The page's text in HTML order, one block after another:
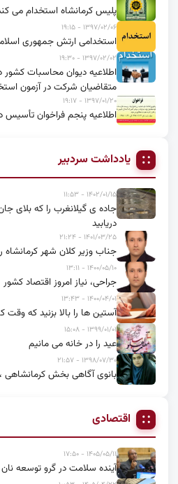
پلیس کرمانشاه استخدام می
۱۳۹۷/۰۲/۰۶ - ۱۹:۱۵
استخدامی ارتش جمهوری
۱۳۹۷/۰۲/۰۲ - ۱۹:۳۰
اطلاعیه دیوان محاسبات کشور
متقاضیان شرکت در آزمون
۱۳۹۷/۰۱/۲۰ - ۱۹:۱۷
اطلاعیه پنجم فراخوان تأسیس
یادداشت سردبیر
۱۴۰۲/۰۱/۱۵ - ۱۱:۵۳
جاده ی گیلانغرب را که بلای
دریابید
۱۴۰۱/۰۳/۲۵ - ۲۱:۲۴
جناب وزیر کلان شهر کرمانشاه
۱۴۰۰/۰۵/۱۰ - ۱۳:۱۱
جراحی، نیاز امروز اقتصاد کشور
۱۴۰۰/۰۴/۰۱ - ۱۳:۴۳
آستین ها را بالا بزنید که
۱۳۹۹/۰۱/۰۱ - ۱۵:۰۸
عید را در خانه می مانیم
۱۳۹۸/۰۷/۳۰ - ۲۱:۵۷
بانوی آگاهی بخش
اقتصادی
۱۴۰۵/۰۵/۱۱ - ۱۷:۵۰
آینده سلامت در گرو توسعه